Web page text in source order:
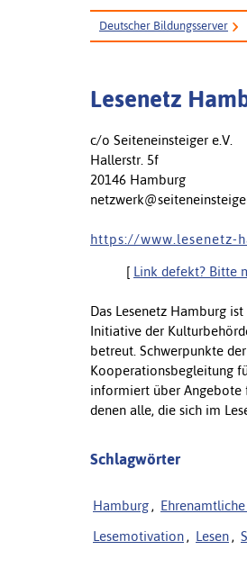
Deutscher Bildungsserver
Lesenetz
c/o Seiteneinsteiger e.V.
Hallerstr. 5f
20146 Hamburg
h t t p s : / / w w w . l e s e n e t z -
[ Link defekt? Bitte
Das Lesenetz Hamburg
Initiative der
betreut. Schwerpunkte
Kooperationsbegleitung
informiert über Angebote
denen alle, die sich im
Schlagwörter
Hamburg ,
Lesemotivation , Lesen ,